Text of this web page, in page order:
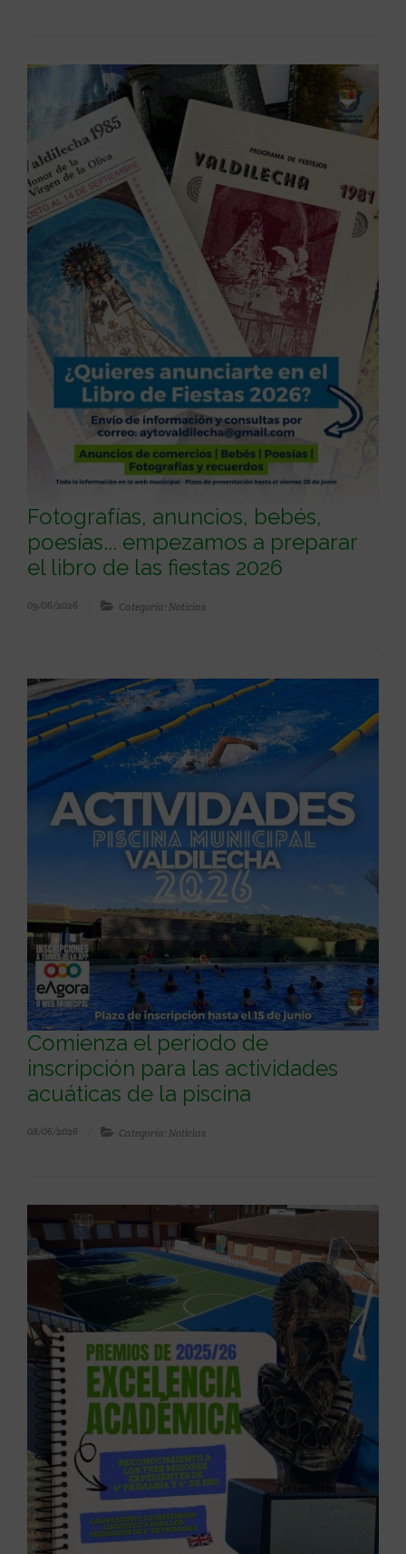
Fotografías, anuncios, bebés,
poesías... empezamos a preparar
el libro de las fiestas 2026
09/06/2026 Categoría: Noticias
Comienza el periodo de
inscripción para las actividades
acuáticas de la piscina
08/06/2026 Categoría: Noticias